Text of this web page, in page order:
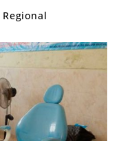
Regional